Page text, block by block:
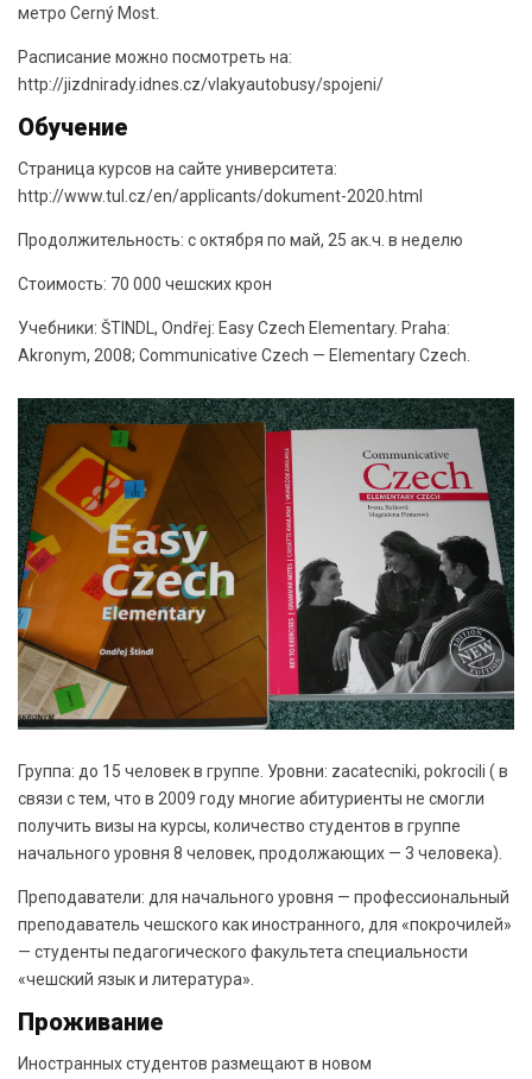
метро Cerný Most.
Расписание можно посмотреть на:
http://jizdnirady.idnes.cz/vlakyautobusy/spojeni/
Обучение
Страница курсов на сайте университета:
http://www.tul.cz/en/applicants/dokument-2020.html
Продолжительность: с октября по май, 25 ак.ч. в неделю
Стоимость: 70 000 чешских крон
Учебники: ŠTINDL, Ondřej: Easy Czech Elementary. Praha:
Akronym, 2008; Communicative Czech — Elementary Czech.
Группа: до 15 человек в группе. Уровни: zacatecniki, pokrocili ( в
связи с тем, что в 2009 году многие абитуриенты не смогли
получить визы на курсы, количество студентов в группе
начального уровня 8 человек, продолжающих — 3 человека).
Преподаватели: для начального уровня — профессиональный
преподаватель чешского как иностранного, для «покрочилей»
— студенты педагогического факультета специальности
«чешский язык и литература».
Проживание
Иностранных студентов размещают в новом